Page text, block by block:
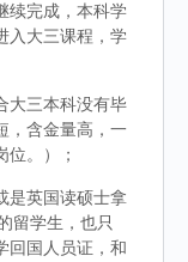
续完成，本科学
入大三课程，学
大三本科没有毕
，含金量高，一
。）；
是英国读硕士拿
留学生，也只
回国人员证，和